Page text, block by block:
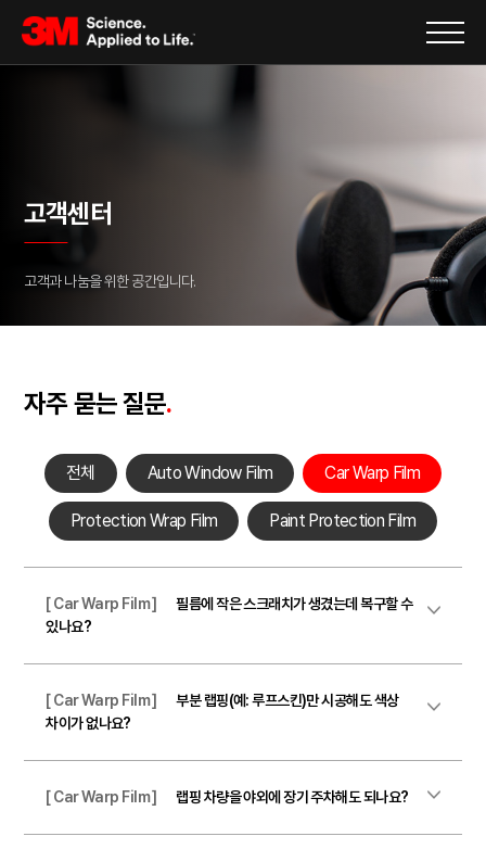
고객센터
고객과 나눔을 위한 공간입니다.
자주 묻는 질문.
전체 Auto Window Film Car Warp Film
Protection Wrap Film Paint Protection Film
[ Car Warp Film ]
필름에 작은 스크래치가 생겼는데 복구할 수
있나요?
[ Car Warp Film ]
부분 랩핑(예: 루프스킨)만 시공해도 색상
차이가 없나요?
[ Car Warp Film ] 랩핑 차량을 야외에 장기 주차해도 되나요?